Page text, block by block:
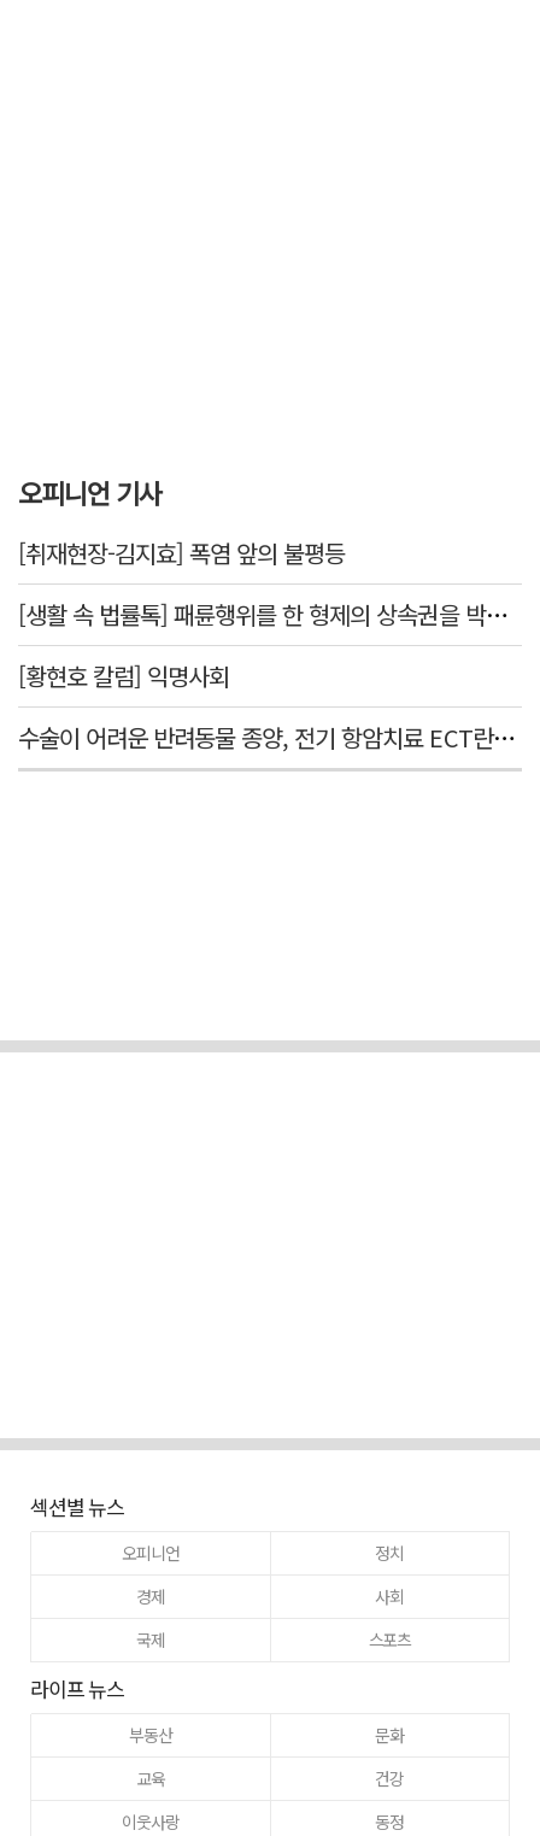
오피니언 기사
[취재현장-김지효] 폭염 앞의 불평등
[생활 속 법률톡] 패륜행위를 한 형제의 상속권을 박탈시킬 수 있을까요
[황현호 칼럼] 익명사회
수술이 어려운 반려동물 종양, 전기 항암치료 ECT란? [반려동물 건강톡톡]
섹션별 뉴스
오피니언
정치
경제
사회
국제
스포츠
라이프 뉴스
부동산
문화
교육
건강
이웃사랑
동정